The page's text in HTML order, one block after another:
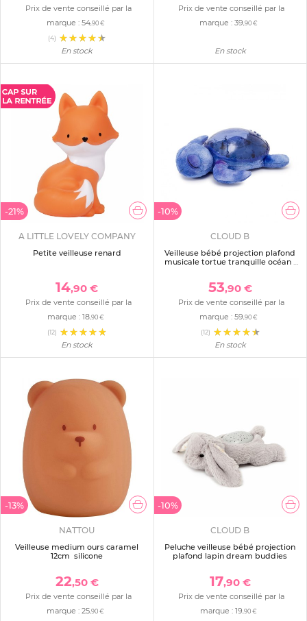
Prix de vente conseillé par la
marque : 54,90 €
(4)
En stock
Prix de vente conseillé par la
marque :39,90 €
En stock
-21%
A LITTLE LOVELY COMPANY
Petite veilleuse renard
14,90 €
Prix de vente conseillé par la
marque : 18,90 €
(12)
En stock
-10%
CLOUD B
Veilleuse bébé projection plafond
musicale tortue tranquille océan -
53,90 €
Prix de vente conseillé par la
marque :59,90 €
(12)
En stock
-13%
NATTOU
Veilleuse medium ours caramel
12cm silicone
22,50 €
Prix de vente conseillé par la
marque :25,90 €
-10%
CLOUD B
Peluche veilleuse bébé projection
plafond lapin dream buddies
17,90 €
Prix de vente conseillé par la
marque :19,90 €